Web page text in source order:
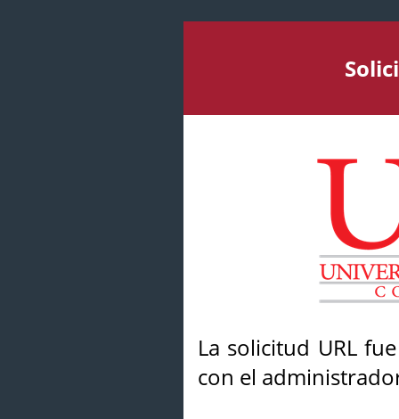
La solicitud URL
con el